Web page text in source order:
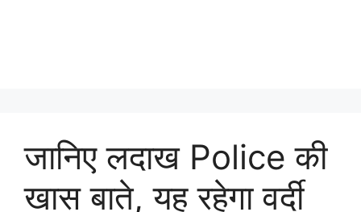
जानिए लदाख Police की
खास बाते, यह रहेगा वर्दी